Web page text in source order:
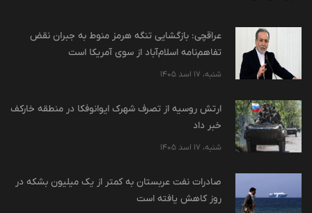
عراقچی: بازگشایی تنگه هرمز منوط به جبران نقض
تفاهم‌نامه اسلام‌آباد از سوی آمریکا است
شنبه، 17 اسد 1405
ارتش روسیه از تصرف شهرک ایوانوفکا در منطقه خارکف
خبر داد
شنبه، 17 اسد 1405
صادرات نفت عربستان به کمتر از یک میلیون بشکه در
روز کاهش یافته است